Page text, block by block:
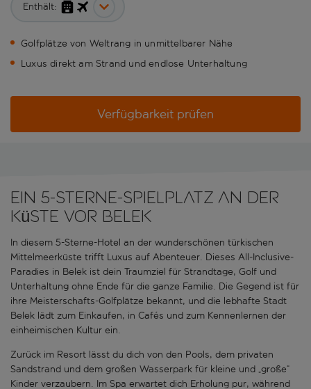
Enthält:
Golfplätze von Weltrang in unmittelbarer Nähe
Luxus direkt am Strand und endlose Unterhaltung
Verfügbarkeit prüfen
Ein 5-Sterne-Spielplatz an der
Küste vor Belek
In diesem 5-Sterne-Hotel an der wunderschönen türkischen
Mittelmeerküste trifft Luxus auf Abenteuer. Dieses All-Inclusive-
Paradies in Belek ist dein Traumziel für Strandtage, Golf und
Unterhaltung ohne Ende für die ganze Familie. Die Gegend ist für
ihre Meisterschafts-Golfplätze bekannt, und die lebhafte Stadt
Belek lädt zum Einkaufen, in Cafés und zum Kennenlernen der
einheimischen Kultur ein.
Zurück im Resort lässt du dich von den Pools, dem privaten
Sandstrand und dem großen Wasserpark für kleine und „große“
Kinder verzaubern. Im Spa erwartet dich Erholung pur, während